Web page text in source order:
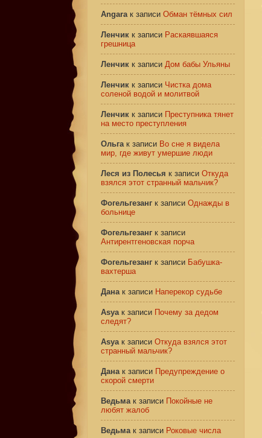
Angaraк записи Обман тёмных сил
Ленчик к записи Раскаявшаяся
грешница
Ленчик к записи Дом бабы Ульяны
Ленчик к записи Чистка дома
соленой водой и молитвой
Ленчик к записи Преступника тянет
на место преступления
Ольгак записи Во сне я видела
мир, где живут умершие люди
Леся из Полесья к записи Откуда
взялся этот странный мальчик?
Фогельгезанг к записи Однажды в
больнице
Фогельгезанг к записи
Антирентгеновская порча
Фогельгезанг к записи Бабушка-
вахтерша
Данак записи Наперекор судьбе
Asyaк записи Почему за дедом
следят?
Asyaк записи Откуда взялся этот
странный мальчик?
Данак записи Предупреждение о
скорой смерти
Ведьмак записи Покойные не
любят жалоб
Ведьмак записи Роковые числа